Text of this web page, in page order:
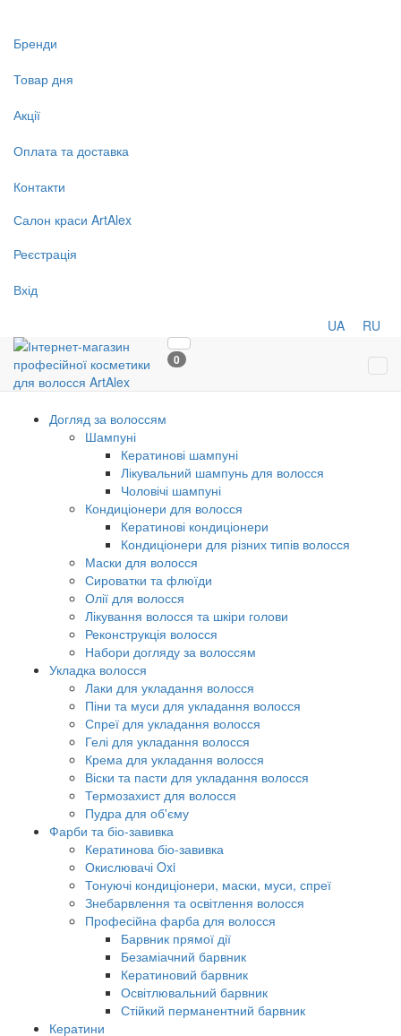
Бренди
Товар дня
Акції
Оплата та доставка
Контакти
Салон краси ArtAlex
Реєстрація
Вхід
UA RU
0
Догляд за волоссям
Шампуні
Кератинові шампуні
Лікувальний шампунь для волосся
Чоловічі шампуні
Кондиціонери для волосся
Кератинові кондиціонери
Кондиціонери для різних типів волосся
Маски для волосся
Сироватки та флюїди
Олії для волосся
Лікування волосся та шкіри голови
Реконструкція волосся
Набори догляду за волоссям
Укладка волосся
Лаки для укладання волосся
Піни та муси для укладання волосся
Спреї для укладання волосся
Гелі для укладання волосся
Крема для укладання волосся
Віски та пасти для укладання волосся
Термозахист для волосся
Пудра для об'єму
Фарби та біо-завивка
Кератинова біо-завивка
Окислювачі Oxi
Тонуючі кондиціонери, маски, муси, спреї
Знебарвлення та освітлення волосся
Професійна фарба для волосся
Барвник прямої дії
Безаміачний барвник
Кератиновий барвник
Освітлювальний барвник
Стійкий перманентний барвник
Кератини